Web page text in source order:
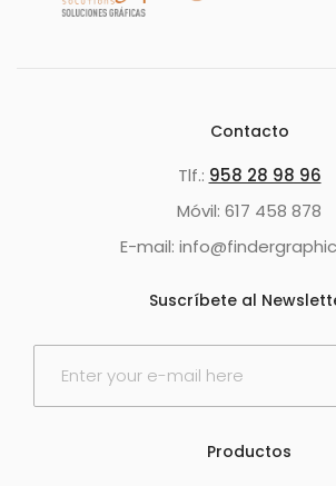
Contacto
Tlf.: 958 28 98 96
Móvil: 617 458 878
E-mail:
Suscríbete al
E
Productos